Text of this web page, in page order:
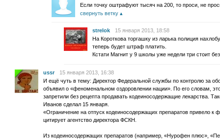
Если точку оштрафуют тысяч на 200, то проси, не
свернуть ветку
strelok
15 января 2013, 18:58
На Короткова торгашку из ларька полиция
теперь будет штраф платить.
Кстати Магнит у 9 школы уже недели три стоит
ussr
15 января 2013, 16:38
И ещё чуть в тему: Директор Федеральной службы по контролю за
объявил о «феноменальном оздоровлении нации». По его словам,
запретили без рецепта продавать кодеиносодержащие лекарства.
Иванов сделал 15 января.
«Ограничение на отпуск кодеиносодержащих препаратов привело
цитирует агентство директора ФСКН.
Из кодеиносодержащих препаратов (например, «Нурофен плюс»,